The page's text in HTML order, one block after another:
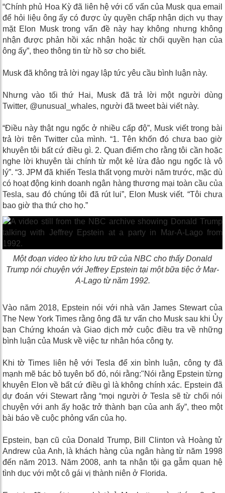
“Chính phủ Hoa Kỳ đã liên hệ với cố vấn của Musk qua email
để hỏi liệu ông ấy có được ủy quyền chấp nhận dịch vụ thay
mặt Elon Musk trong vấn đề này hay không nhưng không
nhận được phản hồi xác nhận hoặc từ chối quyền hạn của
ông ấy”, theo thông tin từ hồ sơ cho biết.
Musk đã không trả lời ngay lập tức yêu cầu bình luận này.
Nhưng vào tối thứ Hai, Musk đã trả lời một người dùng
Twitter, @unusual_whales, người đã tweet bài viết này.
“Điều này thật ngu ngốc ở nhiều cấp độ”, Musk viết trong bài
trả lời trên Twitter của mình. “1. Tên khốn đó chưa bao giờ
khuyên tôi bất cứ điều gì. 2. Quan điểm cho rằng tôi cần hoặc
nghe lời khuyên tài chính từ một kẻ lừa đảo ngu ngốc là vô
lý”. “3. JPM đã khiến Tesla thất vọng mười năm trước, mặc dù
có hoạt động kinh doanh ngân hàng thương mại toàn cầu của
Tesla, sau đó chúng tôi đã rút lui”, Elon Musk viết. “Tôi chưa
bao giờ tha thứ cho họ.”
Một đoạn video từ kho lưu trữ của NBC cho thấy Donald
Trump nói chuyện với Jeffrey Epstein tại một bữa tiệc ở Mar-
A-Lago từ năm 1992.
Vào năm 2018, Epstein nói với nhà văn James Stewart của
The New York Times rằng ông đã tư vấn cho Musk sau khi Ủy
ban Chứng khoán và Giao dịch mở cuộc điều tra về những
bình luận của Musk về việc tư nhân hóa công ty.
Khi tờ Times liên hệ với Tesla để xin bình luận, công ty đã
mạnh mẽ bác bỏ tuyên bố đó, nói rằng:"Nói rằng Epstein từng
khuyên Elon về bất cứ điều gì là không chính xác. Epstein đã
dự đoán với Stewart rằng “mọi người ở Tesla sẽ từ chối nói
chuyện với anh ấy hoặc trở thành bạn của anh ấy”, theo một
bài báo về cuộc phỏng vấn của họ.
Epstein, bạn cũ của Donald Trump, Bill Clinton và Hoàng tử
Andrew của Anh, là khách hàng của ngân hàng từ năm 1998
đến năm 2013. Năm 2008, anh ta nhận tội gạ gẫm quan hệ
tình dục với một cô gái vị thành niên ở Florida.